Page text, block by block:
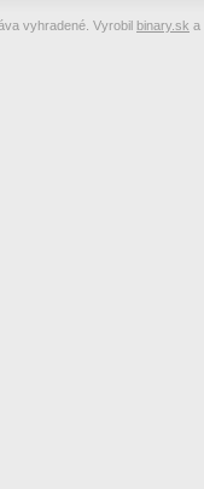
vyhradené. Vyrobil binary.sk a